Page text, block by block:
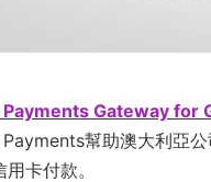
Payments Gateway for
幫助澳大利亞
用卡付款。